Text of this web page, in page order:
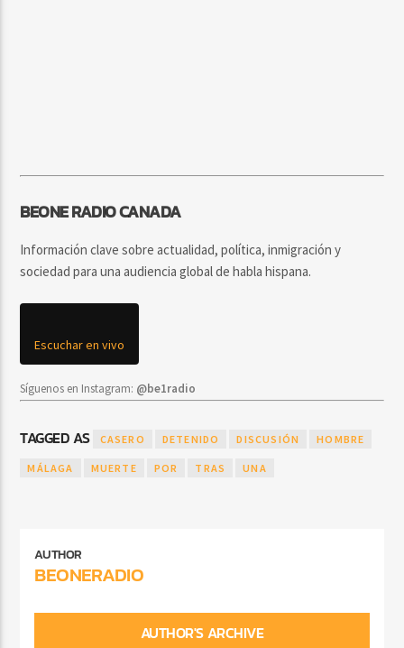
BEONE RADIO CANADA
Información clave sobre actualidad, política, inmigración y
sociedad para una audiencia global de habla hispana.
Escuchar en vivo
Síguenos en Instagram: @be1radio
TAGGED AS CASERO DETENIDO DISCUSIÓN HOMBRE
MÁLAGA MUERTE POR TRAS UNA
AUTHOR
BEONERADIO
AUTHOR'S ARCHIVE